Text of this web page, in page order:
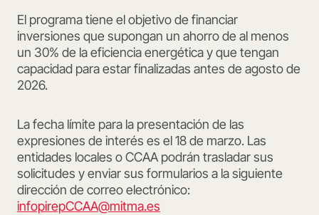
El programa tiene el objetivo de financiar
inversiones que supongan un ahorro de al menos
un 30% de la eficiencia energética y que tengan
capacidad para estar finalizadas antes de agosto de
2026.
La fecha límite para la presentación de las
expresiones de interés es el 18 de marzo. Las
entidades locales o CCAA podrán trasladar sus
solicitudes y enviar sus formularios a la siguiente
dirección de correo electrónico:
infopirepCCAA@mitma.es